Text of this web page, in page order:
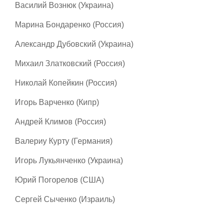
Василий Вознюк (Украина)
Марина Бондаренко (Россия)
Александр Дубовский (Украина)
Михаил Златковский (Россия)
Николай Копейкин (Россия)
Игорь Варченко (Кипр)
Андрей Климов (Россия)
Валериу Курту (Германия)
Игорь Лукьянченко (Украина)
Юрий Погорелов (США)
Сергей Сыченко (Израиль)